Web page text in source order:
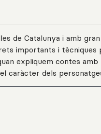
de Catalunya i amb
importants i tècniques
expliquem contes amb
caràcter dels